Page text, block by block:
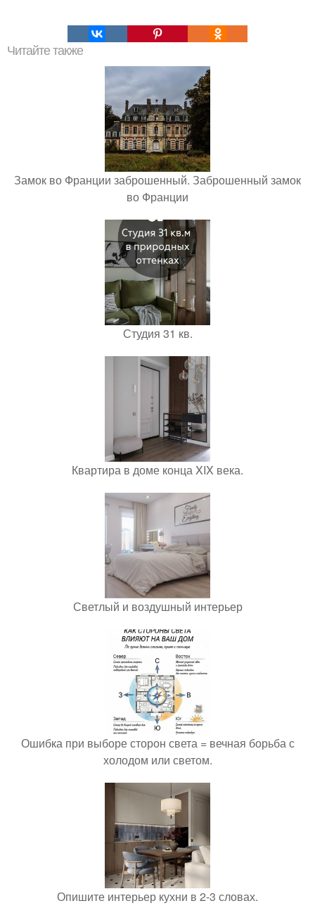
Читайте также
Замок во Франции заброшенный. Заброшенный замок
во Франции
Студия 31 кв.
Квартира в доме конца XIX века.
Светлый и воздушный интерьер
Ошибка при выборе сторон света = вечная борьба с
холодом или светом.
Опишите интерьер кухни в 2-3 словах.